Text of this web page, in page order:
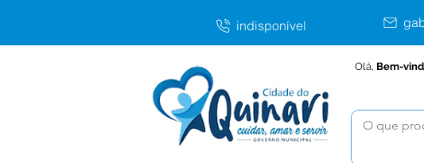
indisponível
Olá, Bem-